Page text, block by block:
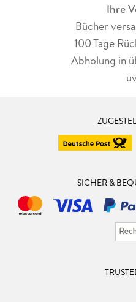
Ihre
Bücher
100 Tage
Abholung in
SICHER &